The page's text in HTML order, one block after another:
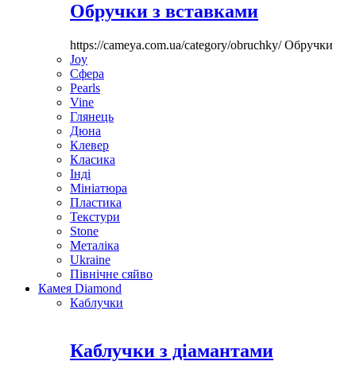
Обручки з вставками
https://cameya.com.ua/category/obruchky/Обручки
Joy
Сфера
Pearls
Vine
Глянець
Дюна
Клевер
Класика
Інді
Мініатюра
Пластика
Текстури
Stone
Металіка
Ukraine
Північне сяйво
Камея Diamond
Каблучки
Каблучки з діамантами